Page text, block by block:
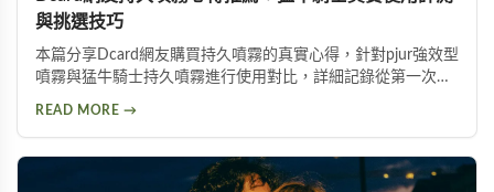
與挑選技巧
本篇分享Dcard網友購買持久噴霧的真實心得，針對pjur強效型
噴霧與猛牛騎士持久噴霧進行使用對比，詳細記錄從第一次使
READ MORE →